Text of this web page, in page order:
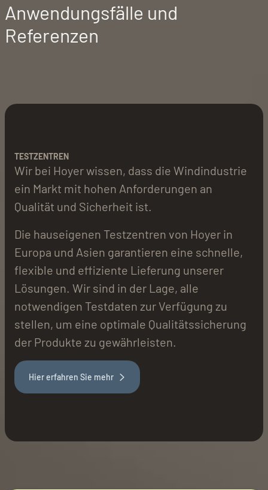
Anwendungsfälle und
Referenzen
TESTZENTREN
Wir bei Hoyer wissen, dass die Windindustrie
ein Markt mit hohen Anforderungen an
Qualität und Sicherheit ist.
Die hauseigenen Testzentren von Hoyer in
Europa und Asien garantieren eine schnelle,
flexible und effiziente Lieferung unserer
Lösungen. Wir sind in der Lage, alle
notwendigen Testdaten zur Verfügung zu
stellen, um eine optimale Qualitätssicherung
der Produkte zu gewährleisten.
Hier erfahren Sie mehr